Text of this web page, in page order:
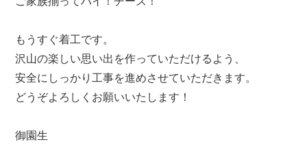
もうすぐ着工です。
沢山の楽しい思い出を作っていただけるよう、
安全にしっかり工事を進めさせていただきます。
どうぞよろしくお願いいたします！
御園生